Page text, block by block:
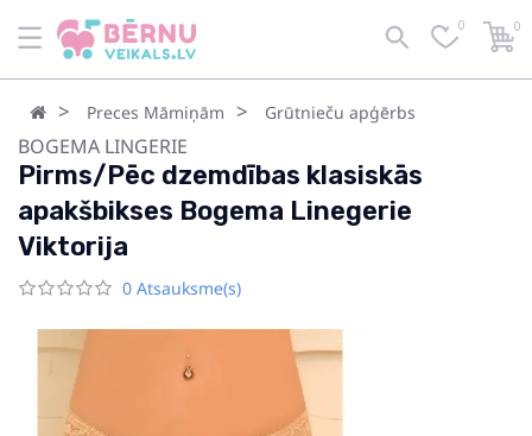
0 0
Preces Māmiņām Grūtnieču apģērbs
BOGEMA LINGERIE
Pirms/Pēc dzemdības klasiskās
apakšbikses Bogema Linegerie
Viktorija
0 Atsauksme(s)